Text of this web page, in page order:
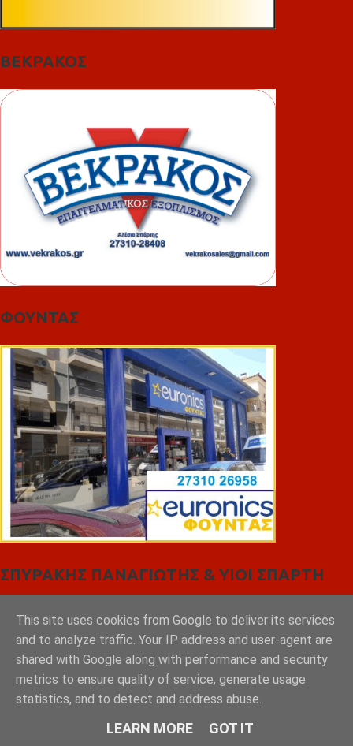
ΒΕΚΡΑΚΟΣ
ΦΟΥΝΤΑΣ
ΣΠΥΡΑΚΗΣ ΠΑΝΑΓΙΩΤΗΣ & YIOI ΣΠΑΡΤΗ
This site uses cookies from Google to deliver its services
and to analyze traffic. Your IP address and user-agent are
shared with Google along with performance and security
metrics to ensure quality of service, generate usage
statistics, and to detect and address abuse.
LEARN MORE GOT IT